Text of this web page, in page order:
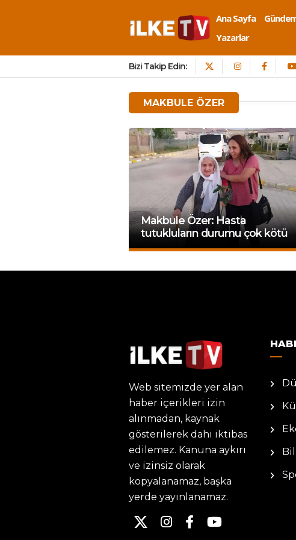
Ana Sayfa
Yazarlar
Bizi Takip Edin:
MAKBULE ÖZER
Makbule Özer: Hasta
tutukluların durumu çok kötü
Web sitemizde yer alan
haber içerikleri izin
alınmadan, kaynak
gösterilerek dahi iktibas
edilemez. Kanuna aykırı
ve izinsiz olarak
kopyalanamaz, başka
yerde yayınlanamaz.